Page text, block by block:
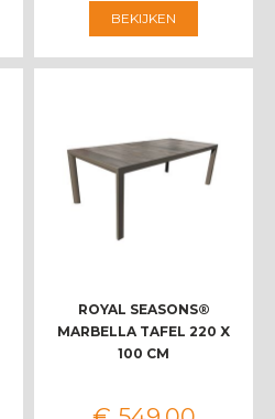
BEKIJKEN
ROYAL SEASONS®
MARBELLA TAFEL 220 X
100 CM